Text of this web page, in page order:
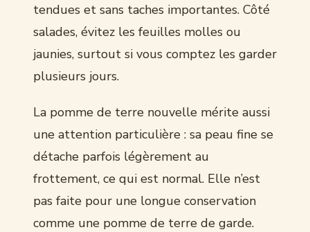
tendues et sans taches importantes. Côté
salades, évitez les feuilles molles ou
jaunies, surtout si vous comptez les garder
plusieurs jours.
La pomme de terre nouvelle mérite aussi
une attention particulière : sa peau fine se
détache parfois légèrement au
frottement, ce qui est normal. Elle n’est
pas faite pour une longue conservation
comme une pomme de terre de garde.